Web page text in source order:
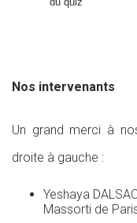
Nos intervenants
Un grand merci à
droite à gauche :
Yeshaya
Massorti de